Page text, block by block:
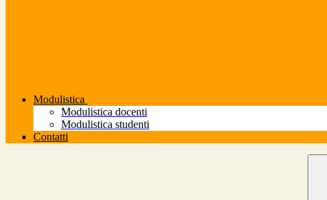
Modulistica
Modulistica docenti
Modulistica studenti
Contatti